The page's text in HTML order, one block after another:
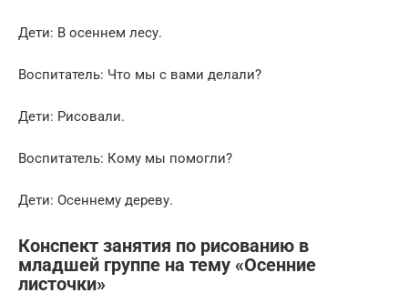
Дети: В осеннем лесу.
Воспитатель: Что мы с вами делали?
Дети: Рисовали.
Воспитатель: Кому мы помогли?
Дети: Осеннему дереву.
Конспект занятия по рисованию в
младшей группе на тему «Осенние
листочки»